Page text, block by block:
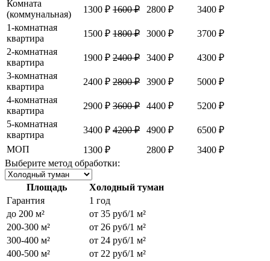
Комната
(коммунальная)
1300 ₽ 1600 ₽ 2800 ₽
3400 ₽
1-комнатная
квартира
1500 ₽ 1800 ₽ 3000 ₽
3700 ₽
2-комнатная
квартира
1900 ₽ 2400 ₽ 3400 ₽
4300 ₽
3-комнатная
квартира
2400 ₽ 2800 ₽ 3900 ₽
5000 ₽
4-комнатная
квартира
2900 ₽ 3600 ₽ 4400 ₽
5200 ₽
5-комнатная
квартира
3400 ₽ 4200 ₽ 4900 ₽
6500 ₽
МОП
1300 ₽ 2800 ₽
3400 ₽
Выберите метод обработки:
Площадь
Холодный туман
Гарантия
1 год
до 200 м²
от 35 руб/1 м²
200-300 м²
от 26 руб/1 м²
300-400 м²
от 24 руб/1 м²
400-500 м²
от 22 руб/1 м²